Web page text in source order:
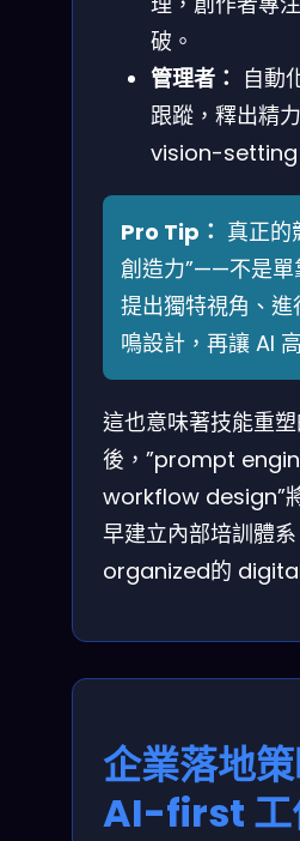
破。
管理者： 自動
跟蹤，釋出精
vision-setting
Pro Tip： 真正的
創造力”——不是單
提出獨特視角、
鳴設計，再讓 AI
這也意味著技能重
後，”prompt
workflow design”
早建立內部培訓體
organized的
企業落地
AI-first 工